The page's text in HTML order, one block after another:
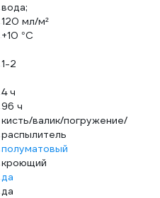
вода;
120 мл/м²
+10 °С
1-2
4 ч
96 ч
кисть/валик/погружение/
распылитель
полуматовый
кроющий
да
да